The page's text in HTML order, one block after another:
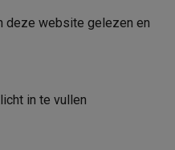
deze website gelezen en
in te vullen